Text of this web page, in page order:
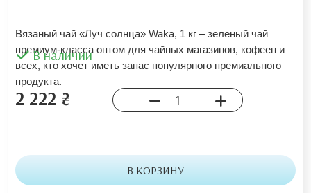
Вязаный чай «Луч солнца» Waka, 1 кг – зеленый чай
премиум-класса оптом для чайных магазинов, кофеен и
всех, кто хочет иметь запас популярного премиального
продукта.
В наличии
2 222 ₴
В КОРЗИНУ